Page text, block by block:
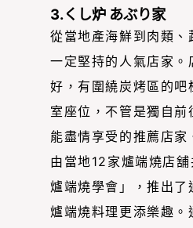
3.くし炉 あぶり家
從當地產海鮮到肉類、
一定堅持的人氣店家。
好，有圍繞炭烤區的吧
室座位，不管是獨自前
能盡情享受的推薦店家
由當地12家爐端燒店
爐端燒學會」，推出了
爐端燒料理更添樂趣。